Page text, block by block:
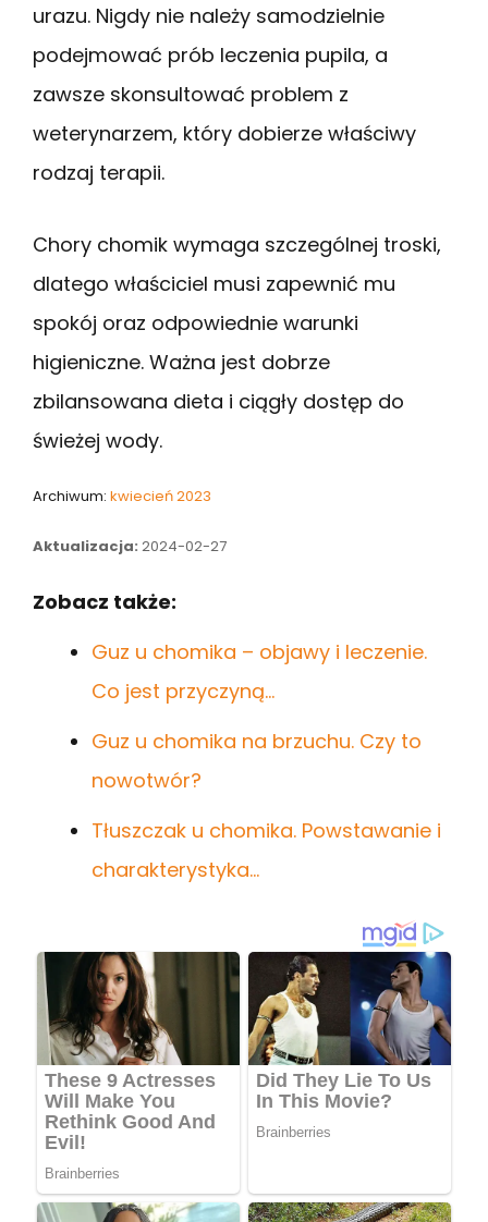
urazu. Nigdy nie należy samodzielnie
podejmować prób leczenia pupila, a
zawsze skonsultować problem z
weterynarzem, który dobierze właściwy
rodzaj terapii.
Chory chomik wymaga szczególnej troski,
dlatego właściciel musi zapewnić mu
spokój oraz odpowiednie warunki
higieniczne. Ważna jest dobrze
zbilansowana dieta i ciągły dostęp do
świeżej wody.
Archiwum: kwiecień 2023
Aktualizacja: 2024-02-27
Zobacz także:
Guz u chomika – objawy i leczenie.
Co jest przyczyną…
Guz u chomika na brzuchu. Czy to
nowotwór?
Tłuszczak u chomika. Powstawanie i
charakterystyka…